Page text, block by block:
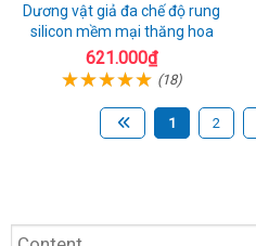
Dương vật giả đa chế độ rung
silicon mềm mại thăng hoa
621.000₫
(18)
1 2